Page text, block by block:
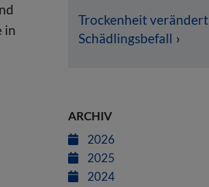
in
Trockenheit verändert
Schädlingsbefall
ARCHIV
2026
2025
2024